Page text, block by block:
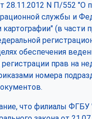
28.11.2012 N П/552 "О
службы и
(в части
обеспечения
прав на
номера
что филиалы